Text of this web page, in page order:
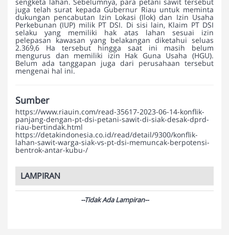
juga telah surat kepada Gubernur Riau untuk meminta
dukungan pencabutan Izin Lokasi (Ilok) dan Izin Usaha
Perkebunan (IUP) milik PT DSI. Di sisi lain, Klaim PT DSI
selaku yang memiliki hak atas lahan sesuai izin
pelepasan kawasan yang belakangan diketahui seluas
2.369,6 Ha tersebut hingga saat ini masih belum
mengurus dan memiliki izin Hak Guna Usaha (HGU).
Belum ada tanggapan juga dari perusahaan tersebut
mengenai hal ini.
Sumber
https://www.riauin.com/read-35617-2023-06-14-konflik-
panjang-dengan-pt-dsi-petani-sawit-di-siak-desak-dprd-
riau-bertindak.html
https://detakindonesia.co.id/read/detail/9300/konflik-
lahan-sawit-warga-siak-vs-pt-dsi-memuncak-berpotensi-
bentrok-antar-kubu-/
LAMPIRAN
--Tidak Ada Lampiran--